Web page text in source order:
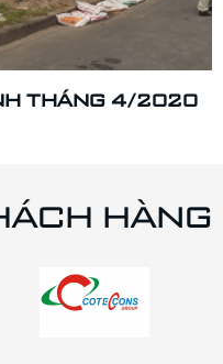
THÁNG 4/2020
HÀNG